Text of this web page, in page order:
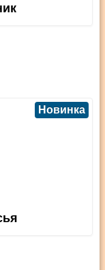
Новинка